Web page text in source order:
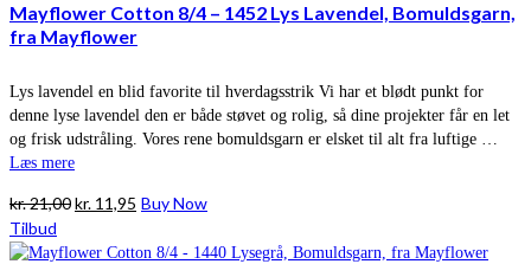
Mayflower Cotton 8/4 – 1452 Lys Lavendel, Bomuldsgarn,
fra Mayflower
Lys lavendel en blid favorite til hverdagsstrik Vi har et blødt punkt for
denne lyse lavendel den er både støvet og rolig, så dine projekter får en let
og frisk udstråling. Vores rene bomuldsgarn er elsket til alt fra luftige …
Læs mere
kr.21,00Den
pris
kr. 11,95 Den
pris
Buy Now
Tilbud